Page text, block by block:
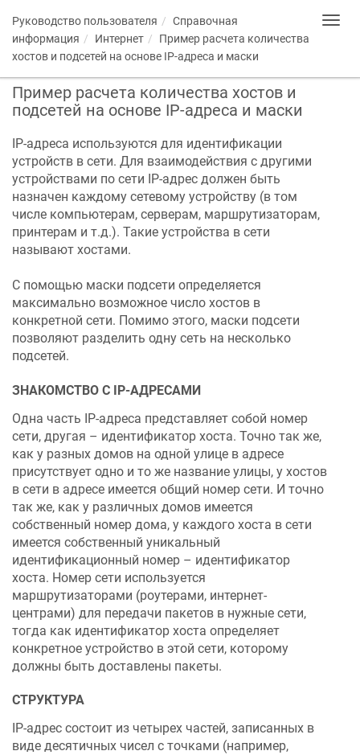
Руководство пользователя
Справочная
информация
Интернет
Пример расчета количества
хостов и подсетей на основе IP-адреса и маски
Пример расчета количества хостов и
подсетей на основе IP-адреса и маски
IP-адреса используются для идентификации
устройств в сети. Для взаимодействия c другими
устройствами по сети IP-адрес должен быть
назначен каждому сетевому устройству (в том
числе компьютерам, серверам, маршрутизаторам,
принтерам и т.д.). Такие устройства в сети
называют хостами.
С помощью маски подсети определяется
максимально возможное число хостов в
конкретной сети. Помимо этого, маски подсети
позволяют разделить одну сеть на несколько
подсетей.
ЗНАКОМСТВО С IP-АДРЕСАМИ
Одна часть IP-адреса представляет собой номер
сети, другая – идентификатор хоста. Точно так же,
как у разных домов на одной улице в адресе
присутствует одно и то же название улицы, у хостов
в сети в адресе имеется общий номер сети. И точно
так же, как у различных домов имеется
собственный номер дома, у каждого хоста в сети
имеется собственный уникальный
идентификационный номер – идентификатор
хоста. Номер сети используется
маршрутизаторами (роутерами, интернет-
центрами) для передачи пакетов в нужные сети,
тогда как идентификатор хоста определяет
конкретное устройство в этой сети, которому
должны быть доставлены пакеты.
СТРУКТУРА
IP-адрес состоит из четырех частей, записанных в
виде десятичных чисел с точками (например,